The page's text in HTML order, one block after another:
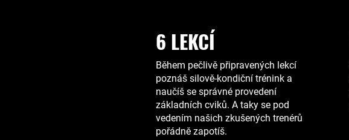
6 LEKCÍ
Během pečlivě připravených lekcí
poznáš silově-kondiční trénink a
naučíš se správné provedení
základních cviků. A taky se pod
vedením našich zkušených trenérů
pořádně zapotíš.